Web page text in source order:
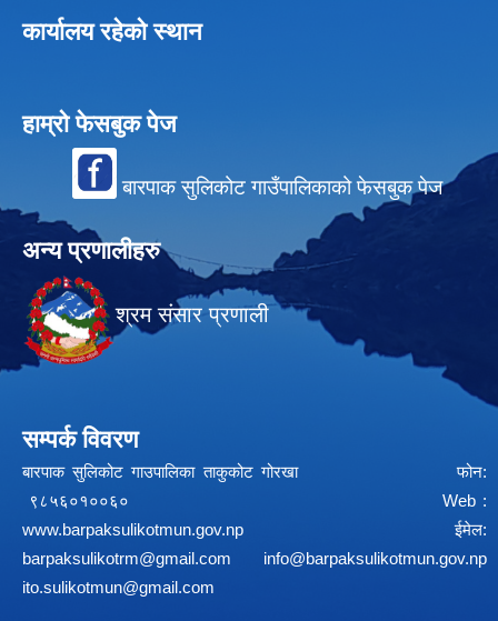
कार्यालय रहेको स्थान
हाम्रो फेसबुक पेज
बारपाक सुलिकोट गाउँपालिकाको फेसबुक पेज
अन्य प्रणालीहरु
श्रम संसार प्रणाली
सम्पर्क विवरण
बारपाक सुलिकोट गाउपालिका ताकुकोट गोरखा फोन:
९८५६०१००६० Web :
www.barpaksulikotmun.gov.np
ईमेल:
barpaksulikotrm@gmail.com
info@barpaksulikotmun.gov.np
ito.sulikotmun@gmail.com